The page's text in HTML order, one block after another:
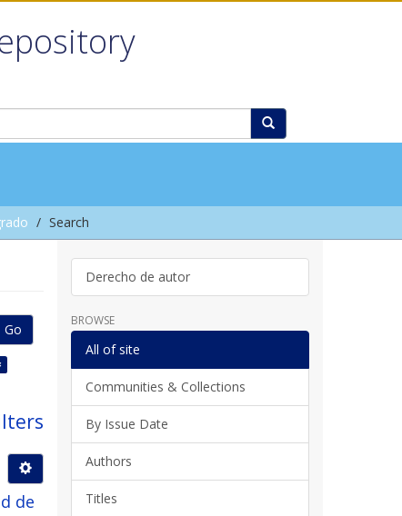
Search
Go
de
Derecho de autor
BROWSE
All of site
Communities & Collections
By Issue Date
Authors
Titles